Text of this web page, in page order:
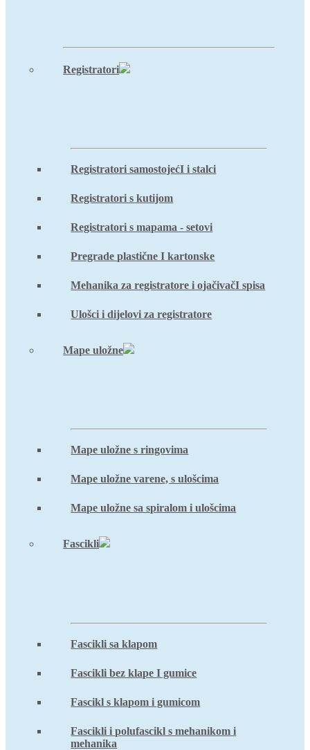
Registratori
Registratori samostojećI i stalci
Registratori s kutijom
Registratori s mapama - setovi
Pregrade plastične I kartonske
Mehanika za registratore i ojačivačI spisa
Ulošci i dijelovi za registratore
Mape uložne
Mape uložne s ringovima
Mape uložne varene, s ulošcima
Mape uložne sa spiralom i ulošcima
Fascikli
Fascikli sa klapom
Fascikli bez klape I gumice
Fascikl s klapom i gumicom
Fascikli i polufascikl s mehanikom i
mehanika